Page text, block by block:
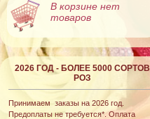
В корзине нет
товаров
2026 ГОД - БОЛЕЕ 5000 СОРТОВ
РОЗ
Принимаем заказы на 2026 год.
Предоплаты не требуется*. Оплата